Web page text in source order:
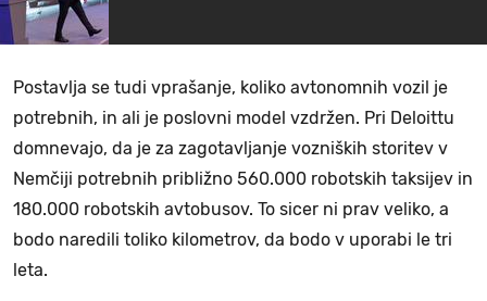
Postavlja se tudi vprašanje, koliko avtonomnih vozil je
potrebnih, in ali je poslovni model vzdržen. Pri Deloittu
domnevajo, da je za zagotavljanje vozniških storitev v
Nemčiji potrebnih približno 560.000 robotskih taksijev in
180.000 robotskih avtobusov. To sicer ni prav veliko, a
bodo naredili toliko kilometrov, da bodo v uporabi le tri
leta.